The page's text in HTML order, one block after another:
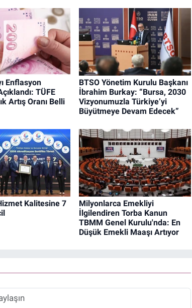
Enflasyon
TÜFE
Artış Oranı Belli
BTSO Yönetim Kurulu Başkanı
İbrahim Burkay: “Bursa, 2030
Vizyonumuzla Türkiye’yi
Büyütmeye Devam Edecek”
Kalitesine 7
Milyonlarca Emekliyi
İlgilendiren Torba Kanun
TBMM Genel Kurulu'nda: En
Düşük Emekli Maaşı Artıyor